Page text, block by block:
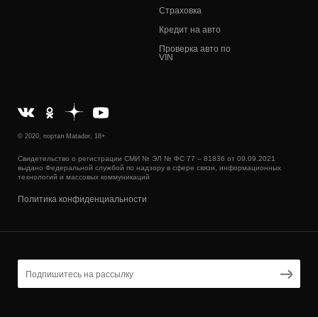
Страховка
Кредит на авто
Проверка авто по
VIN
© 2020, портал Matador, 18+
Свидетельство о регистрации СМИ № ЭЛ № ФС 77 – 81836 от 09.09.2021
выдано Федеральной службой по надзору в сфере связи, информационных
технологий и массовых коммуникаций
Политика конфиденциальности